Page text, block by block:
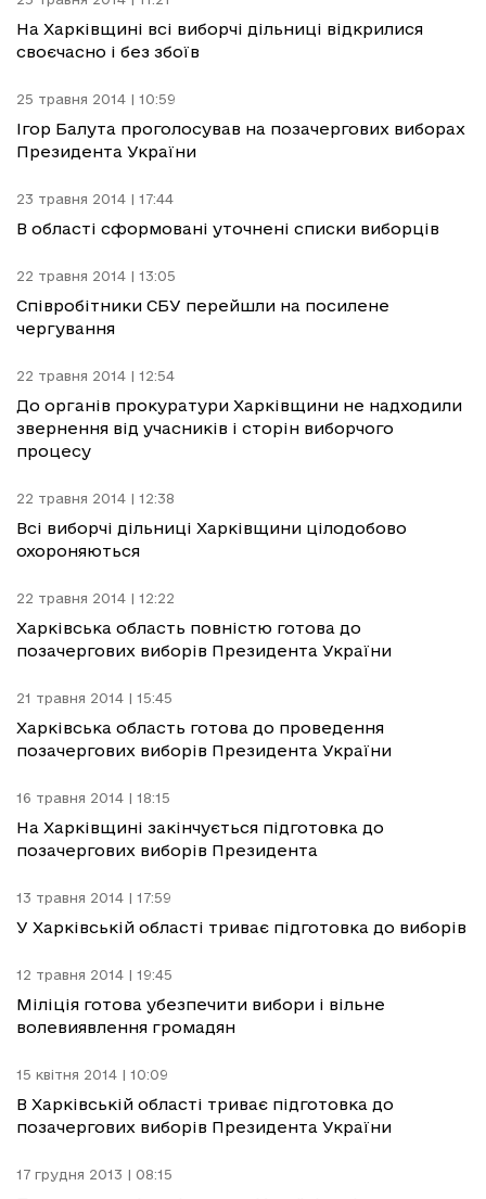
На Харківщині всі виборчі дільниці відкрилися
своєчасно і без збоїв
25 травня 2014 | 10:59
Ігор Балута проголосував на позачергових виборах
Президента України
23 травня 2014 | 17:44
В області сформовані уточнені списки виборців
22 травня 2014 | 13:05
Співробітники СБУ перейшли на посилене
чергування
22 травня 2014 | 12:54
До органів прокуратури Харківщини не надходили
звернення від учасників і сторін виборчого
процесу
22 травня 2014 | 12:38
Всі виборчі дільниці Харківщини цілодобово
охороняються
22 травня 2014 | 12:22
Харківська область повністю готова до
позачергових виборів Президента України
21 травня 2014 | 15:45
Харківська область готова до проведення
позачергових виборів Президента України
16 травня 2014 | 18:15
На Харківщині закінчується підготовка до
позачергових виборів Президента
13 травня 2014 | 17:59
У Харківській області триває підготовка до виборів
12 травня 2014 | 19:45
Міліція готова убезпечити вибори і вільне
волевиявлення громадян
15 квітня 2014 | 10:09
В Харківській області триває підготовка до
позачергових виборів Президента України
17 грудня 2013 | 08:15